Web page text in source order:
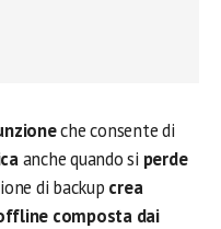
che consente di
anche quando si perde
di backup crea
composta dai